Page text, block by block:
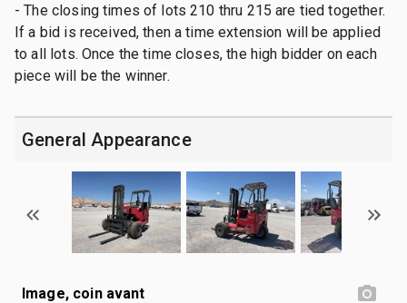
- The closing times of lots 210 thru 215 are tied together.
If a bid is received, then a time extension will be applied
to all lots. Once the time closes, the high bidder on each
piece will be the winner.
General Appearance
Image, coin avant